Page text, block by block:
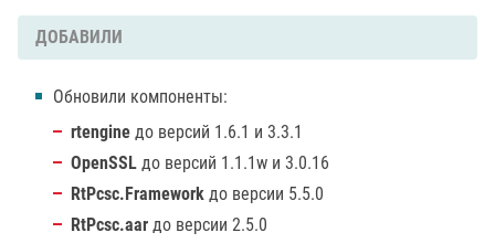
ДОБАВИЛИ
Обновили компоненты:
rtengine до версий 1.6.1 и 3.3.1
OpenSSL до версий 1.1.1w и 3.0.16
RtPcsc.Framework до версии 5.5.0
RtPcsc.aar до версии 2.5.0